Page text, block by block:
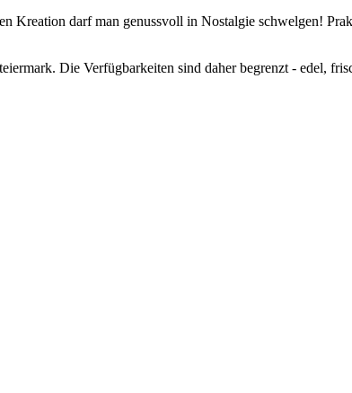
darf man genussvoll in Nostalgie schwelgen!
Die Verfügbarkeiten sind daher begrenzt - edel,